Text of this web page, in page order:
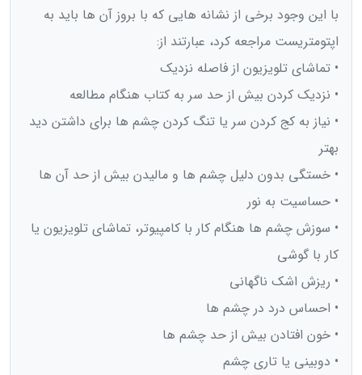
با این وجود برخی از نشانه هایی که با بروز آن ها باید به
اپتومتریست مراجعه کرد، عبارتند از:
• تماشای تلویزیون از فاصله نزدیک
• نزدیک کردن بیش از حد سر به کتاب هنگام مطالعه
• نیاز به کج کردن سر یا تنگ کردن چشم ها برای داشتن دید
بهتر
• خستگی بدون دلیل چشم ها و مالیدن بیش از حد آن ها
• حساسیت به نور
• سوزش چشم ها هنگام کار با کامپیوتر، تماشای تلویزیون یا
کار با گوشی
• ریزش اشک ناگهانی
• احساس درد در چشم ها
• خون افتادن بیش از حد چشم ها
• دوبینی یا تاری چشم